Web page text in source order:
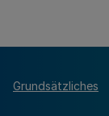
Grundsätzliches